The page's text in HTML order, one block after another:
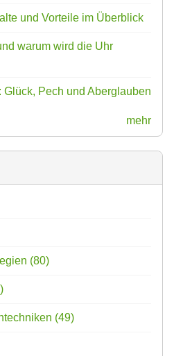
und Vorteile im Überblick
warum wird die Uhr
Glück, Pech und Aberglauben
mehr
(80)
(49)